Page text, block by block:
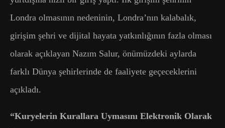
Londra olmasının nedeninin, Londra’nın kalabalık,
girişim şehri ve dijital hayata yatkınlığının fazla olması
olarak açıklayan Nazım Salur, önümüzdeki aylarda
farklı Dünya şehirlerinde de faaliyete geçeceklerini
açıkladı.
“Kuryelerin Kurallara Uymasını Elektronik Olarak